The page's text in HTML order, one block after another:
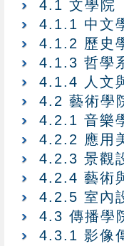
4.1 文學院
4.1.1 中文
4.1.2 歷史
4.1.3 哲學
4.1.4 人文
4.2 藝術學
4.2.1 音樂
4.2.2 應用
4.2.3 景觀
4.2.4 藝術
4.2.5 室內
4.3 傳播學
4.3.1 影像